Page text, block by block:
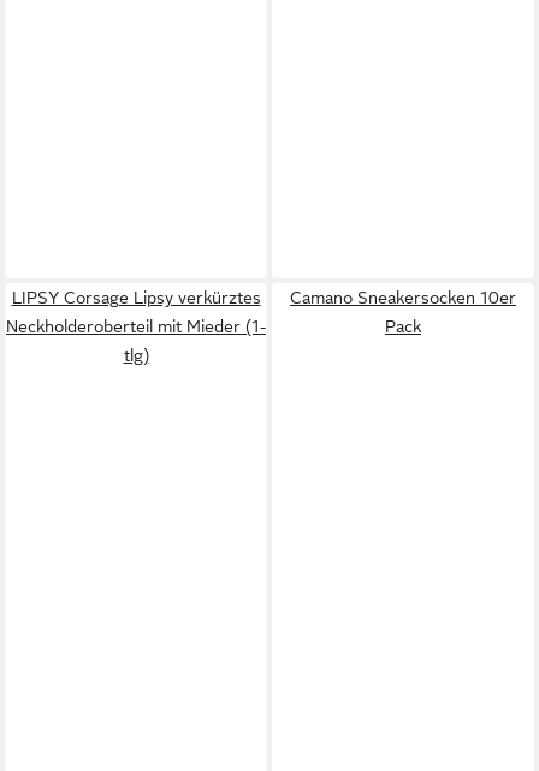
LIPSY Corsage Lipsy verkürztes
Neckholderoberteil mit Mieder (1-
tlg)
Camano Sneakersocken 10er
Pack